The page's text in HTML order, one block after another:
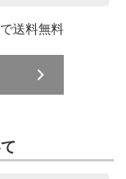
送料無料